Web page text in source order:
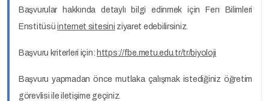
Başvurular hakkında detaylı bilgi edinmek için Fen Bilimleri
Enstitüsüinternet sitesini ziyaret edebilirsiniz.
Başvuru kriterleri için: https://fbe.metu.edu.tr/tr/biyoloji
Başvuru yapmadan önce mutlaka çalışmak istediğiniz öğretim
görevlisi ile iletişime geçiniz.